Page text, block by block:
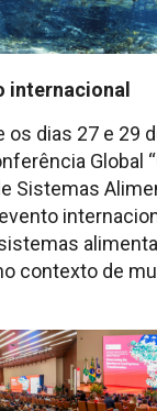
internacional
os dias 27 e 29
Global
Sistemas
contexto de